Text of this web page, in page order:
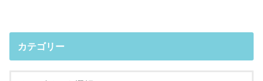
カテゴリー